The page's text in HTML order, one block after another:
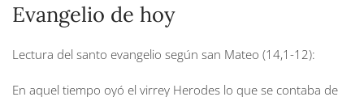
Evangelio de hoy
Lectura del santo evangelio según san Mateo (14,1-12):
En aquel tiempo oyó el virrey Herodes lo que se contaba de